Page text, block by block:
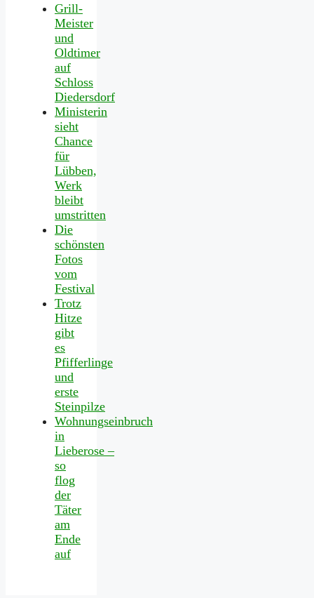
Grill-
Meister
und
Oldtimer
auf
Schloss
Diedersdorf
Ministerin
sieht
Chance
für
Lübben,
Werk
bleibt
umstritten
Die
schönsten
Fotos
vom
Festival
Trotz
Hitze
gibt
es
Pfifferlinge
und
erste
Steinpilze
Wohnungseinbruch
in
Lieberose –
so
flog
der
Täter
am
Ende
auf